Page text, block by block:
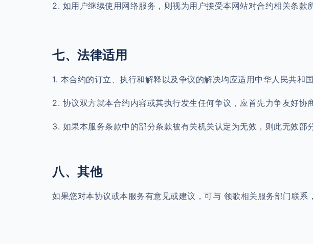
2. 如用户继续使用网络服务，则视为用户接受本网站对合约相关条款
七、法律适用
1. 本合约的订立、执行和解释以及争议的解决均应适用中华人民共和
2. 协议双方就本合约内容或其执行发生任何争议，应首先力争友好协
3. 如果本服务条款中的部分条款被有关机关认定为无效，则此无效部
八、其他
如果您对本协议或本服务有意见或建议，可与 领歌相关服务部门联